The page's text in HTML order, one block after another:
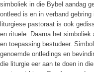
simboliek in die Bybel aandag
ontleed is en in verband
liturgiese pastoraat is ook
en rituele. Daarna het
en toepassing bestudeer.
genoemde ontledings en
die liturgie eer aan te doen in